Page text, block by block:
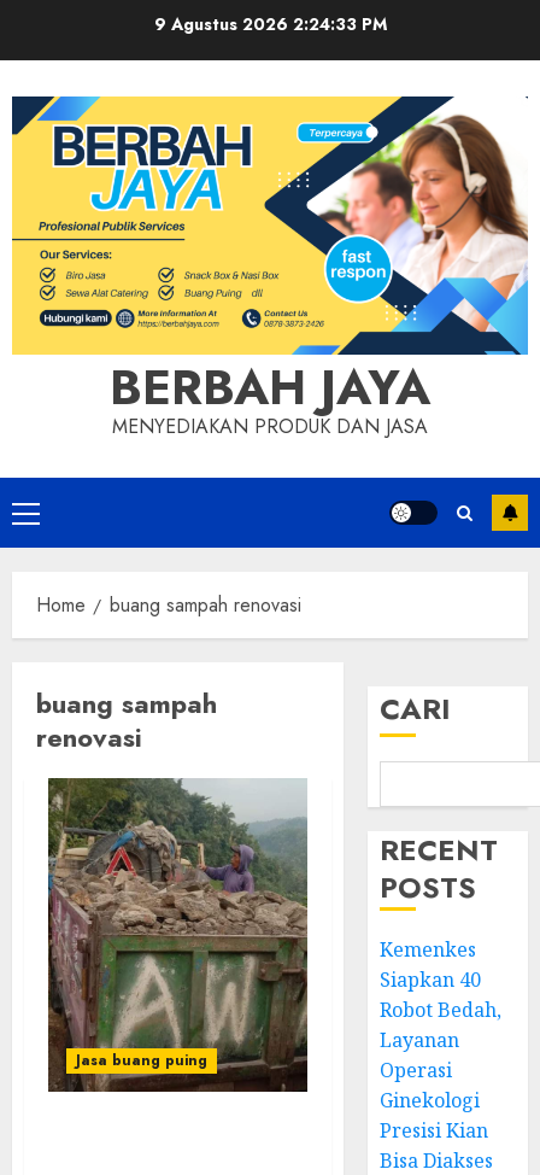
9 Agustus 2026 2:24:33 PM
BERBAH JAYA
MENYEDIAKAN PRODUK DAN JASA
Primary
Menu
Home buang sampah renovasi
buang sampah
renovasi
Jasa buang puing
CARI
RECENT
POSTS
Kemenkes
Siapkan 40
Robot Bedah,
Layanan
Operasi
Ginekologi
Presisi Kian
Bisa Diakses